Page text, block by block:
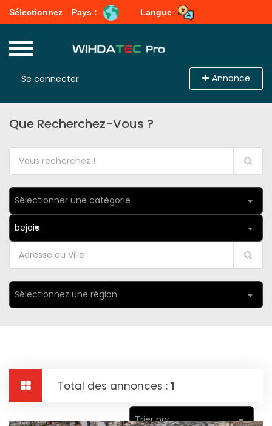
Sélectionnez Pays : Langue
Se connecter Annonce
Que Recherchez-Vous ?
Sélectionner une catégorie
×
bejaia
Sélectionnez une région
Total des annonces : 1
Trier par